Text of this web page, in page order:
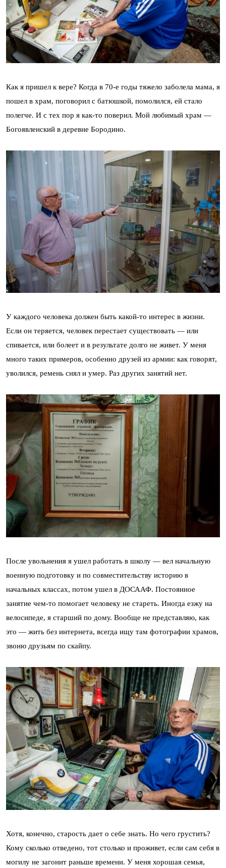
Как я пришел к вере? Когда в 70-е годы тяжело заболела мама, я
пошел в храм, поговорил с батюшкой, помолился, ей стало
полегче. И с тех пор я как-то поверил. Мой любимый храм —
Богоявленский в деревне Бородино.
У каждого человека должен быть какой-то интерес в жизни.
Если он теряется, человек перестает существовать — или
спивается, или болеет и в результате долго не живет. У меня
много таких примеров, особенно друзей из армии: как говорят,
уволился, ремень снял и умер. Раз других занятий нет.
После увольнения я ушел работать в школу — вел начальную
военную подготовку и по совместительству историю в
начальных классах, потом ушел в ДОСААФ. Постоянное
занятие чем-то помогает человеку не стареть. Иногда езжу на
велосипеде, я старший по дому. Вообще не представляю, как
это — жить без интернета, всегда ищу там фотографии храмов,
звоню друзьям по скайпу.
Хотя, конечно, старость дает о себе знать. Но чего грустить?
Кому сколько отведено, тот столько и проживет, если сам себя в
могилу не загонит раньше времени. У меня хорошая семья,